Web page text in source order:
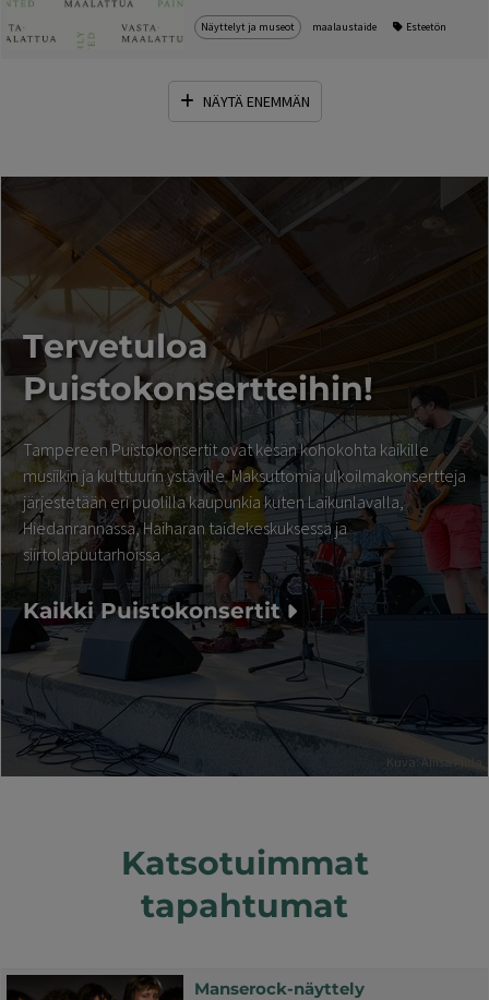
Näyttelyt ja museot maalaustaide Esteetön
NÄYTÄ ENEMMÄN
Kuva: Aliisa Piirla
Tervetuloa
Puistokonsertteihin!
Tampereen Puistokonsertit ovat kesän kohokohta kaikille
musiikin ja kulttuurin ystäville. Maksuttomia ulkoilmakonsertteja
järjestetään eri puolilla kaupunkia kuten Laikunlavalla,
Hiedanrannassa, Haiharan taidekeskuksessa ja
siirtolapuutarhoissa.
Kaikki Puistokonsertit
Katsotuimmat
tapahtumat
Manserock-näyttely